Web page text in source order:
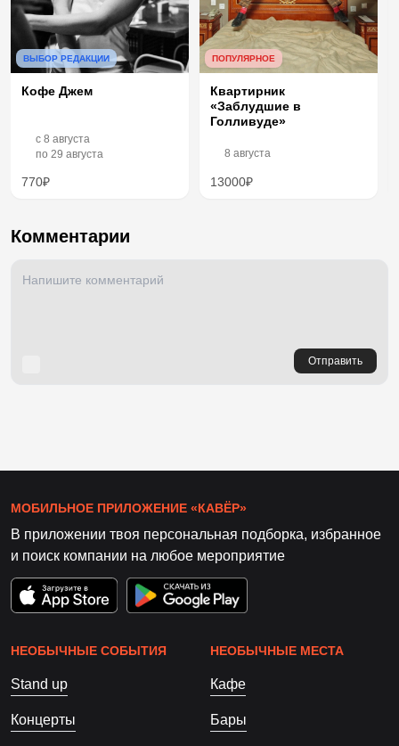
ВЫБОР РЕДАКЦИИ
Кофе Джем
c 8 августа
по 29 августа
770₽
ПОПУЛЯРНОЕ
Квартирник
«Заблудшие в
Голливуде»
8 августа
13000₽
Комментарии
Отправить
МОБИЛЬНОЕ ПРИЛОЖЕНИЕ «КАВЁР»
В приложении твоя персональная подборка, избранное
и поиск компании на любое мероприятие
НЕОБЫЧНЫЕ СОБЫТИЯ
Stand up
Концерты
НЕОБЫЧНЫЕ МЕСТА
Кафе
Бары